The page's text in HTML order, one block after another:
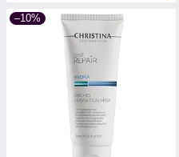
–10%